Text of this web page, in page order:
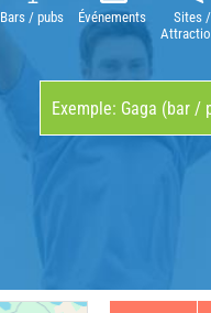
Bars / pubs Événements
Sites /